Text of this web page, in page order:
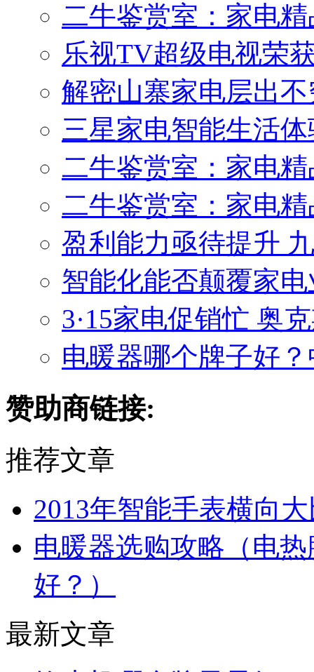
二牛鉴赏室：家电
乐视TV超级电视荣
解密山寨家电层出
三星家电智能生活
二牛鉴赏室：家电
二牛鉴赏室：家电
盈利能力亟待提升
智能化能否颠覆家
3·15家电促销忙 奥
电暖器哪个牌子好
赞助商链接:
推荐文章
2013年智能手表横向
电暖器选购攻略（电
好？）
最新文章